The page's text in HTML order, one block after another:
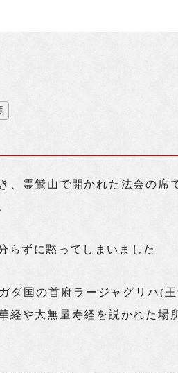
、霊鷲山で開かれた法会の席
らずに黙ってしまいました
ダ国の首府ラージャグリハ(
経や大無量寿経を説かれた場